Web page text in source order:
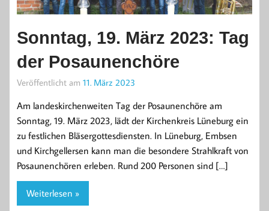
Sonntag, 19. März 2023: Tag
der Posaunenchöre
Veröffentlicht am 11. März 2023
Am landeskirchenweiten Tag der Posaunenchöre am
Sonntag, 19. März 2023, lädt der Kirchenkreis Lüneburg ein
zu festlichen Bläsergottesdiensten. In Lüneburg, Embsen
und Kirchgellersen kann man die besondere Strahlkraft von
Posaunenchören erleben. Rund 200 Personen sind […]
Weiterlesen »